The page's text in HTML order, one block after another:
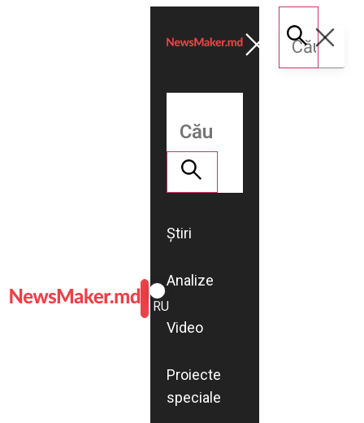
ROMÂNĂ
RU
Știri
Analize
Video
Proiecte
speciale